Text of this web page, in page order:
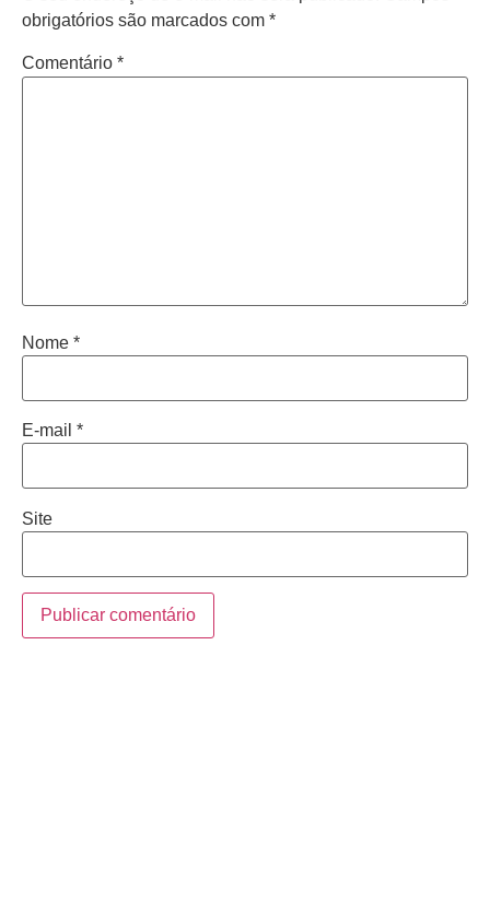
obrigatórios são marcados com *
Comentário *
Nome *
E-mail *
Site